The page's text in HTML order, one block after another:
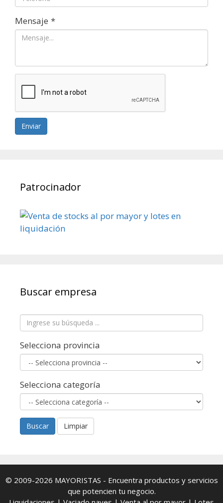
Mensaje *
Enviar
Patrocinador
Buscar empresa
Selecciona provincia
Selecciona categoría
Buscar Limpiar
© 2009-2026 MAYORISTAS - Encuentra productos y servicios
que potencien tu negocio.